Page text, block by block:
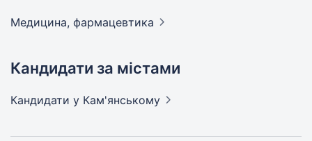
Медицина, фармацевтика
Кандидати за містами
Кандидати у Кам'янському